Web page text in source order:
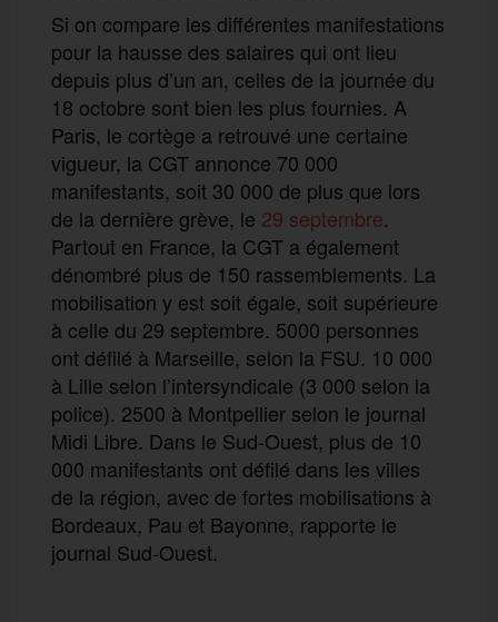
Si on compare les différentes manifestations
pour la hausse des salaires qui ont lieu
depuis plus d’un an, celles de la journée du
18 octobre sont bien les plus fournies. A
Paris, le cortège a retrouvé une certaine
vigueur, la CGT annonce 70 000
manifestants, soit 30 000 de plus que lors
de la dernière grève, le 29 septembre.
Partout en France, la CGT a également
dénombré plus de 150 rassemblements. La
mobilisation y est soit égale, soit supérieure
à celle du 29 septembre. 5000 personnes
ont défilé à Marseille, selon la FSU. 10 000
à Lille selon l’intersyndicale (3 000 selon la
police). 2500 à Montpellier selon le journal
Midi Libre. Dans le Sud-Ouest, plus de 10
000 manifestants ont défilé dans les villes
de la région, avec de fortes mobilisations à
Bordeaux, Pau et Bayonne, rapporte le
journal Sud-Ouest.